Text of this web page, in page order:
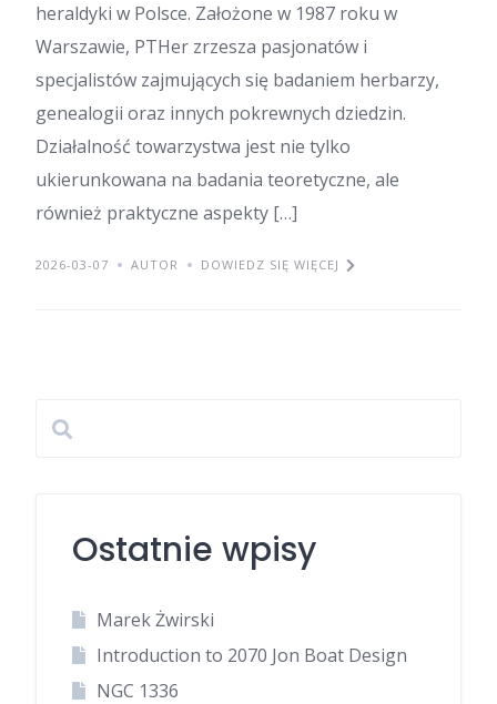
heraldyki w Polsce. Założone w 1987 roku w
Warszawie, PTHer zrzesza pasjonatów i
specjalistów zajmujących się badaniem herbarzy,
genealogii oraz innych pokrewnych dziedzin.
Działalność towarzystwa jest nie tylko
ukierunkowana na badania teoretyczne, ale
również praktyczne aspekty […]
2026-03-07 AUTOR DOWIEDZ SIĘ WIĘCEJ
Ostatnie wpisy
Marek Żwirski
Introduction to 2070 Jon Boat Design
NGC 1336